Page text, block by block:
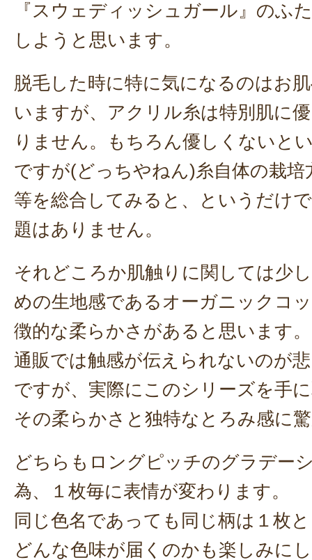
『スウェディッシュガール』のふ
しようと思います。
脱毛した時に特に気になるのはお
いますが、アクリル糸は特別肌に
りません。もちろん優しくないと
ですが(どっちやねん)糸自体の栽培
等を総合してみると、というだけ
題はありません。
それどころか肌触りに関しては少
めの生地感であるオーガニックコ
徴的な柔らかさがあると思います。
通販では触感が伝えられないのが
ですが、実際にこのシリーズを手
その柔らかさと独特なとろみ感に
どちらもロングピッチのグラデー
為、１枚毎に表情が変わります。
同じ色名であっても同じ柄は１枚
どんな色味が届くのかも楽しみに